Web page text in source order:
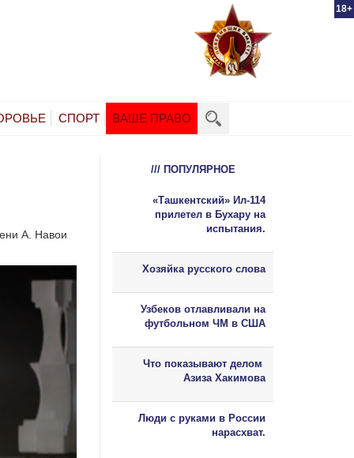
18+
СПОРТ ВАШЕ ПРАВО
А. Навои
/// ПОПУЛЯРНОЕ
«Ташкентский» Ил-114
прилетел в Бухару на
испытания.
Хозяйка русского слова
Узбеков отлавливали на
футбольном ЧМ в США
Что показывают делом
Азиза Хакимова
Люди с руками в России
нарасхват.